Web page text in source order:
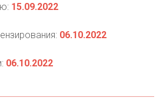
15.09.2022
06.10.2022
06.10.2022